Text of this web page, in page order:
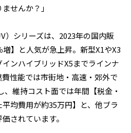
せんか？」
）シリーズは、2023年の国内販
】と人気が急上昇。新型X1やX3
ンハイブリッドX5までラインナ
性能では市街地・高速・郊外で
、維持コスト面では年間【税金・
均費用が約35万円】と、他ブラ
されています。